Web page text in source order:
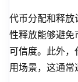
代币分配和释放
性释放能够避免
可信度。此外，
用场景，这通常